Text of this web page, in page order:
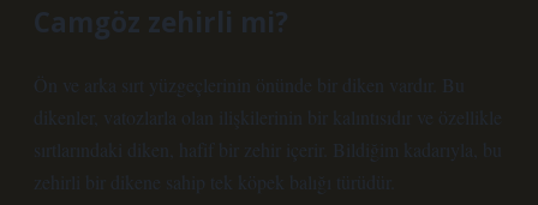
Camgöz zehirli mi?
Ön ve arka sırt yüzgeçlerinin önünde bir diken vardır. Bu
dikenler, vatozlarla olan ilişkilerinin bir kalıntısıdır ve özellikle
sırtlarındaki diken, hafif bir zehir içerir. Bildiğim kadarıyla, bu
zehirli bir dikene sahip tek köpek balığı türüdür.